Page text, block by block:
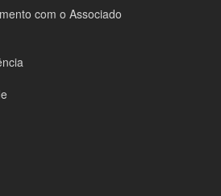
com o Associado